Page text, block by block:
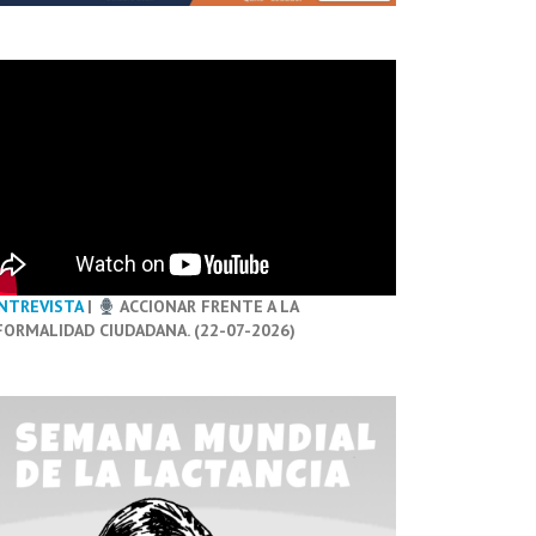
|
ACCIONAR FRENTE A LA
CIUDADANA. (22-07-2026)